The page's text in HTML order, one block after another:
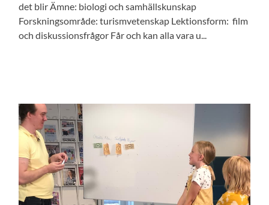
det blir Ämne: biologi och samhällskunskap
Forskningsområde: turismvetenskap Lektionsform: film
och diskussionsfrågor Får och kan alla vara u...